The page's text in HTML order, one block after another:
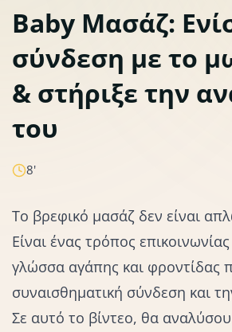
Συναισθηματικός δεσμός
Baby Μασάζ:
σύνδεση με το
& στήριξε την
του
8'
Το βρεφικό μασάζ δεν είναι
Είναι ένας τρόπος
γλώσσα αγάπης και φροντίδας
συναισθηματική σύνδεση και
Σε αυτό το βίντεο, θα